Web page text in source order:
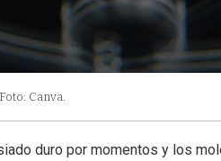
Foto: Canva.
duro por momentos y los